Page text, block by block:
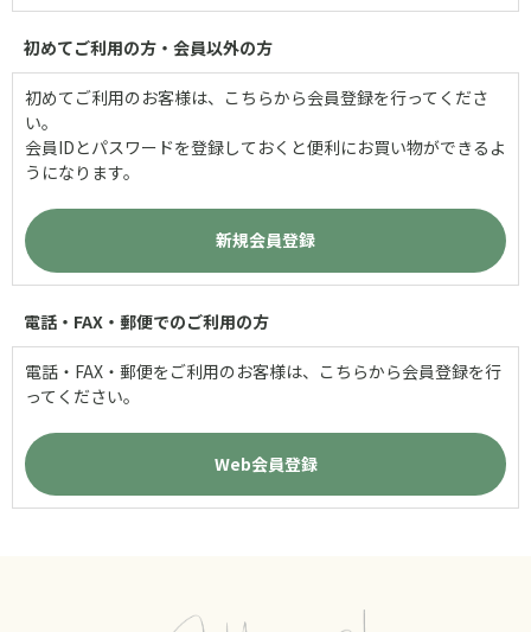
初めてご利用の方・会員以外の方
初めてご利用のお客様は、こちらから会員登録を行ってくださ
い。
会員IDとパスワードを登録しておくと便利にお買い物ができるよ
うになります。
電話・FAX・郵便でのご利用の方
電話・FAX・郵便をご利用のお客様は、こちらから会員登録を行
ってください。